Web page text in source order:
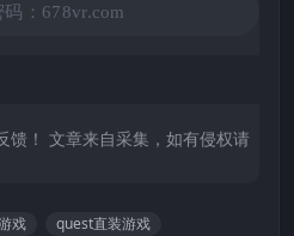
码：678vr.com
馈！ 文章来自采集，如有侵权请
戏 quest直装游戏